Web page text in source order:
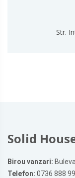
Str.
Solid
Birou vanzari:
Telefon: 0736 888